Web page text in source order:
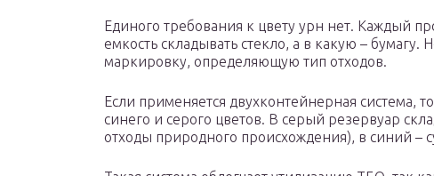
Единого требования к цвету урн нет. Каждый
емкость складывать стекло, а в какую –
маркировку, определяющую тип отходов.
Если применяется двухконтейнерная система,
синего и серого цветов. В серый резервуар
отходы природного происхождения), в синий –